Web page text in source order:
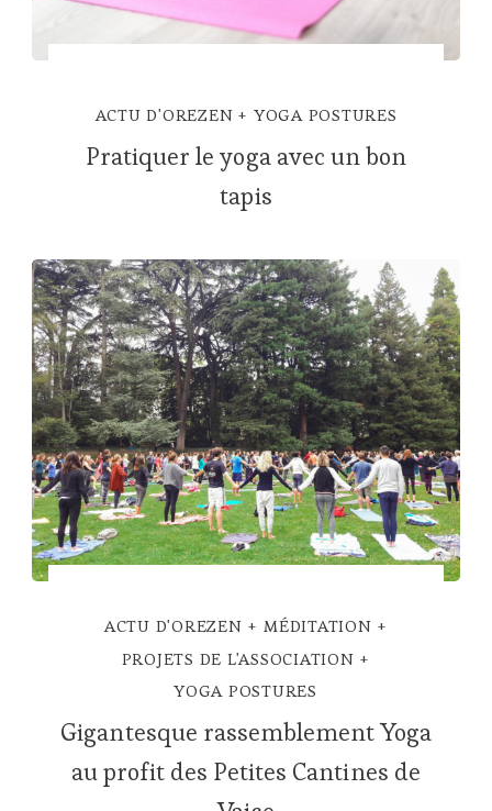
ACTU D'OREZEN YOGA POSTURES
Pratiquer le yoga avec un bon
tapis
ACTU D'OREZEN
MÉDITATION
PROJETS DE L'ASSOCIATION
YOGA POSTURES
Gigantesque rassemblement Yoga
au profit des Petites Cantines de